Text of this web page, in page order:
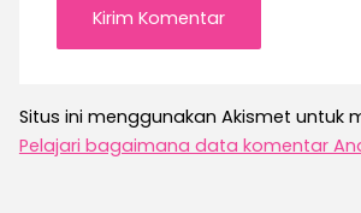
Situs ini menggunakan Akismet untuk
Pelajari bagaimana data komentar